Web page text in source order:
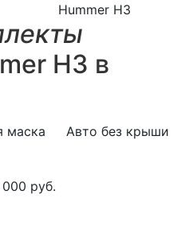
Hummer H3
H3 в
маска
Авто без крыши
руб.